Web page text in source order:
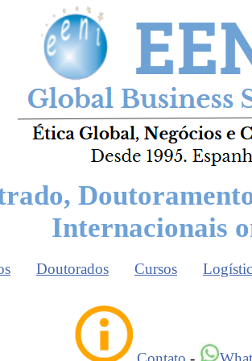
Internacionais
Doutorados Cursos